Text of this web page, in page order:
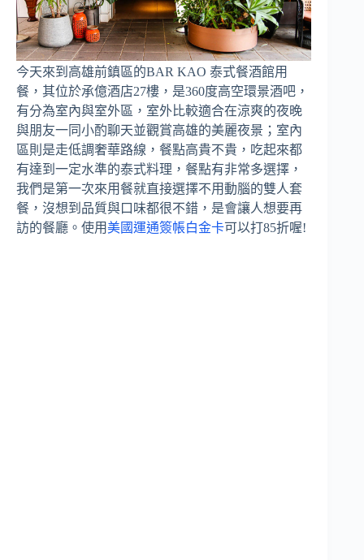
今天來到高雄前鎮區的BAR KAO 泰式餐酒館用
餐，其位於承億酒店27樓，是360度高空環景酒吧，
有分為室內與室外區，室外比較適合在涼爽的夜晚
與朋友一同小酌聊天並觀賞高雄的美麗夜景；室內
區則是走低調奢華路線，餐點高貴不貴，吃起來都
有達到一定水準的泰式料理，餐點有非常多選擇，
我們是第一次來用餐就直接選擇不用動腦的雙人套
餐，沒想到品質與口味都很不錯，是會讓人想要再
訪的餐廳。使用美國運通簽帳白金卡可以打85折喔!